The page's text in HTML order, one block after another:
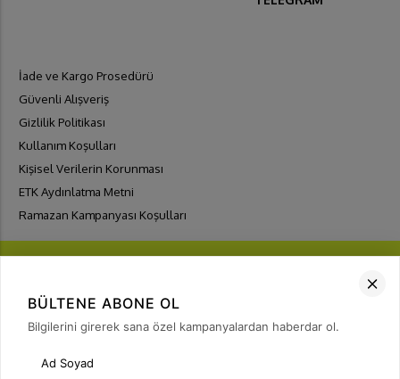
İade ve Kargo Prosedürü
Güvenli Alışveriş
Gizlilik Politikası
Kullanım Koşulları
Kişisel Verilerin Korunması
ETK Aydınlatma Metni
Ramazan Kampanyası Koşulları
FIRSATLARI YAKALA
Bülten Üyeliği
BÜLTENE ABONE OL
Bilgilerini girerek sana özel kampanyalardan haberdar ol.